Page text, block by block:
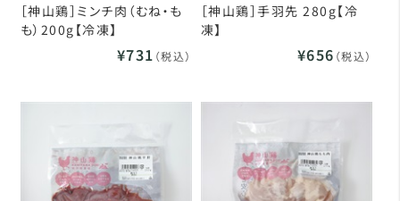
［神山鶏］ミンチ肉（むね・も
も）200g【冷凍】
¥731 （税込）
［神山鶏］手羽先 280g【冷
凍】
¥656 （税込）